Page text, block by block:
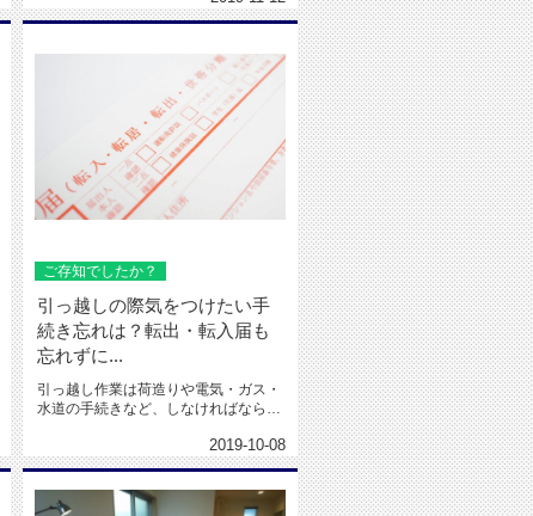
ご存知でしたか？
引っ越しの際気をつけたい手
続き忘れは？転出・転入届も
忘れずに...
引っ越し作業は荷造りや電気・ガス・
水道の手続きなど、しなければならな
2019-10-08